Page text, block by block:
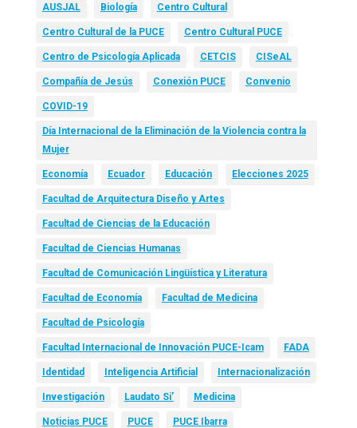
AUSJAL Biología Centro Cultural
Centro Cultural de la PUCE Centro Cultural PUCE
Centro de Psicología Aplicada CETCIS CISeAL
Compañía de Jesús Conexión PUCE Convenio
COVID-19
Día Internacional de la Eliminación de la Violencia contra la
Mujer
Economía Ecuador Educación Elecciones 2025
Facultad de Arquitectura Diseño y Artes
Facultad de Ciencias de la Educación
Facultad de Ciencias Humanas
Facultad de Comunicación Lingüística y Literatura
Facultad de Economía Facultad de Medicina
Facultad de Psicología
Facultad Internacional de Innovación PUCE-Icam FADA
Identidad Inteligencia Artificial Internacionalización
Investigación Laudato Si’ Medicina
Noticias PUCE PUCE PUCE Ibarra